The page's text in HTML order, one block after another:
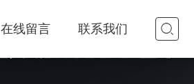
在线留言 联系我们